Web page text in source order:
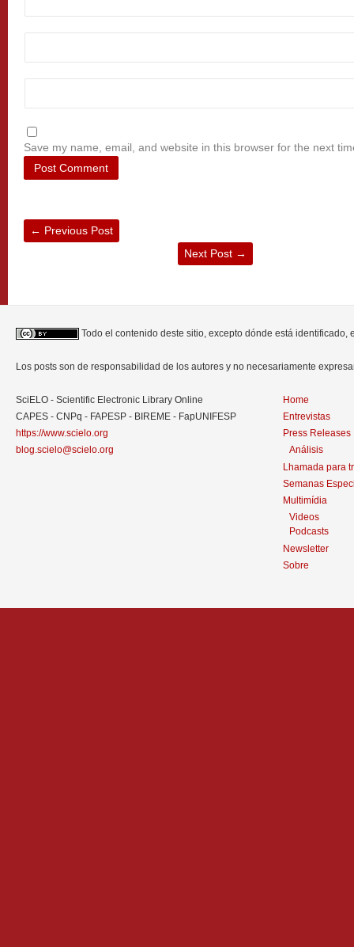
Save my name, email, and website in this browser for the next
← Previous Post
Next Post →
Todo el contenido deste sitio, excepto dónde está identificado,
Los posts son de responsabilidad de los autores y no necesariamente
SciELO - Scientific Electronic Library Online
CAPES - CNPq - FAPESP - BIREME - FapUNIFESP
https://www.scielo.org
blog.scielo@scielo.org
Home
Entrevistas
Press Releases
Análisis
Lhamada para
Semanas
Multimídia
Videos
Podcasts
Newsletter
Sobre